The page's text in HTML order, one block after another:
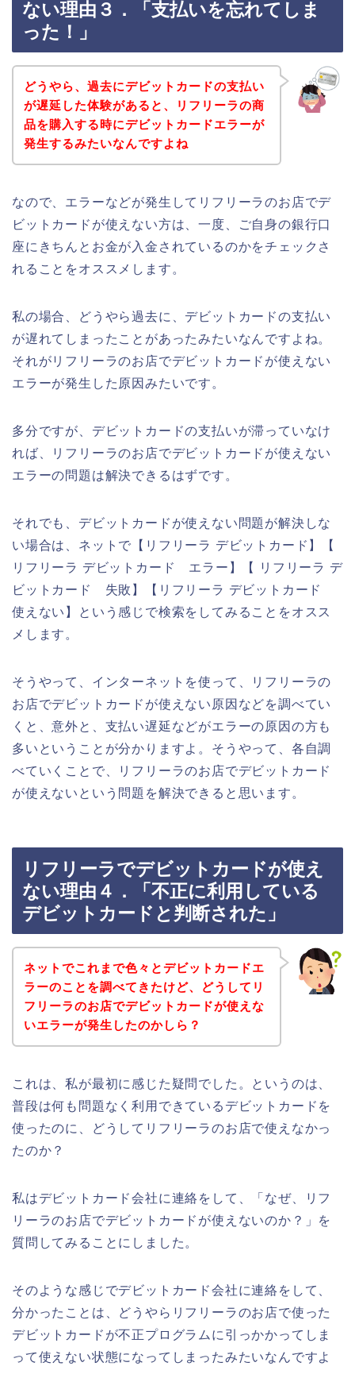
ない理由３．「支払いを忘れてしま
った！」
どうやら、過去にデビットカードの支払い
が遅延した体験があると、リフリーラの商
品を購入する時にデビットカードエラーが
発生するみたいなんですよね
なので、エラーなどが発生してリフリーラのお店でデ
ビットカードが使えない方は、一度、ご自身の銀行口
座にきちんとお金が入金されているのかをチェックさ
れることをオススメします。
私の場合、どうやら過去に、デビットカードの支払い
が遅れてしまったことがあったみたいなんですよね。
それがリフリーラのお店でデビットカードが使えない
エラーが発生した原因みたいです。
多分ですが、デビットカードの支払いが滞っていなけ
れば、リフリーラのお店でデビットカードが使えない
エラーの問題は解決できるはずです。
それでも、デビットカードが使えない問題が解決しな
い場合は、ネットで【リフリーラ デビットカード】【
リフリーラ デビットカード エラー】【 リフリーラ デ
ビットカード 失敗】【リフリーラ デビットカード
使えない】という感じで検索をしてみることをオスス
メします。
そうやって、インターネットを使って、リフリーラの
お店でデビットカードが使えない原因などを調べてい
くと、意外と、支払い遅延などがエラーの原因の方も
多いということが分かりますよ。そうやって、各自調
べていくことで、リフリーラのお店でデビットカード
が使えないという問題を解決できると思います。
リフリーラでデビットカードが使え
ない理由４．「不正に利用している
デビットカードと判断された」
ネットでこれまで色々とデビットカードエ
ラーのことを調べてきたけど、どうしてリ
フリーラのお店でデビットカードが使えな
いエラーが発生したのかしら？
これは、私が最初に感じた疑問でした。というのは、
普段は何も問題なく利用できているデビットカードを
使ったのに、どうしてリフリーラのお店で使えなかっ
たのか？
私はデビットカード会社に連絡をして、「なぜ、リフ
リーラのお店でデビットカードが使えないのか？」を
質問してみることにしました。
そのような感じでデビットカード会社に連絡をして、
分かったことは、どうやらリフリーラのお店で使った
デビットカードが不正プログラムに引っかかってしま
って使えない状態になってしまったみたいなんですよ